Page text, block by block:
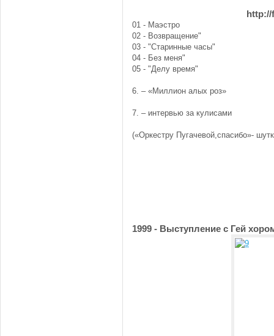
http://
01 - Маэстро
02 - Возвращение"
03 - "Старинные часы"
04 - Без меня"
05 - "Делу время"
6. – «Миллион алых роз»
7. – интервью за кулисами
(«Оркестру Пугачевой,спасибо»-
1999 - Выступление с Гей